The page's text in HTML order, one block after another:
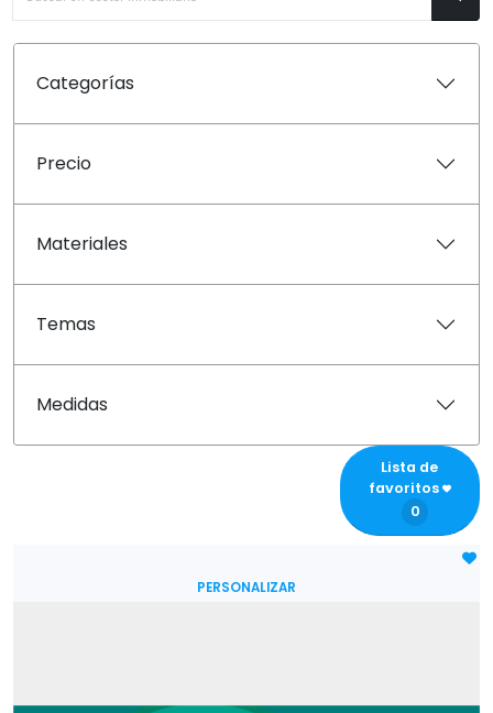
Categorías
Precio
Materiales
Temas
Medidas
Lista de
favoritos
0
PERSONALIZAR